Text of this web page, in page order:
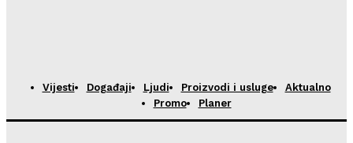
Vijesti Događaji Ljudi Proizvodi i usluge
Aktualno
Promo
Planer